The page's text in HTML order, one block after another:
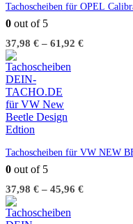
Tachoscheiben für OPEL
0 out of 5
37,98 € – 61,92 €
Tachoscheiben für VW NEW
0 out of 5
37,98 € – 45,96 €